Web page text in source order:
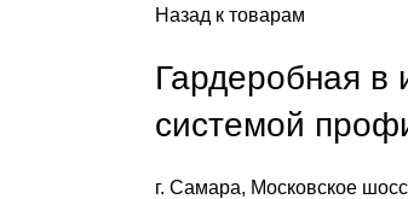
Назад к товарам
Гардеробная в
системой
г. Самара, Московское